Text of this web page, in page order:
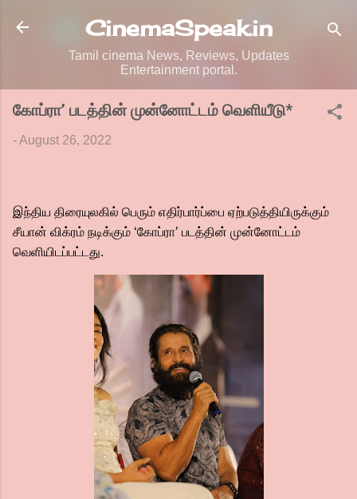
Skip to main content
CinemaSpeak.in
Tamil cinema News, Reviews, Updates
Entertainment portal.
கோப்ரா’ படத்தின் முன்னோட்டம் வெளியீடு*
-August 26, 2022
இந்திய திரையுலகில் பெரும் எதிர்பார்ப்பை ஏற்படுத்தியிருக்கும்
சீயான் விக்ரம் நடிக்கும் ‘கோப்ரா’ படத்தின் முன்னோட்டம்
வெளியிடப்பட்டது.